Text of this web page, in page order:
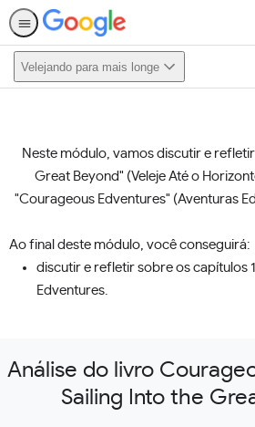
Velejando para mais longe
English.View activity
Neste módulo, vamos discutir e
Great Beyond" (Veleje Até o
"Courageous Edventures" (Aventuras
Ao final deste módulo, você conseguirá:
discutir e refletir sobre os capítulos
Edventures.
Análise do livro
Sailing Into the